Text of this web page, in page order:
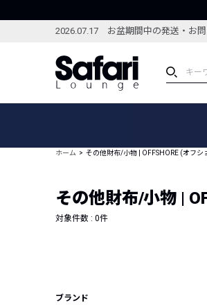
2026.07.17 お盆期間中の発送・お
ブランドから探す
新着アイテム
編集部のおすすめアイテム
ホーム その他財布/小物 | OFFSHORE (オフシ
その他財布/小物 |
対象件数 : 0件
ブランド